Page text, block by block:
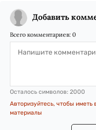
Добавить
Всего комментариев: 0
Осталось символов: 2000
Авторизуйтесь, чтобы
материалы